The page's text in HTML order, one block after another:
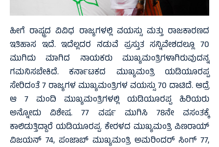
ಹೀಗೆ ರಾಷ್ಟ್ರದ ವಿವಿಧ ರಾಜ್ಯಗಳಲ್ಲಿ ವಯಸ್ಸು ಮತ್ತು ರಾಜಕಾರಣದ
ಇತಿಹಾಸ ಇದೆ. ಇದೆಲ್ಲದರ ನಡುವೆ ಪ್ರಸ್ತುತ ಸನ್ನಿವೇಶದಲ್ಲೂ 70
ಮುಗಿದು ಮಾಗಿದ ನಾಯಕರು ಮುಖ್ಯಮಂತ್ರಿಗಳಾಗಿರುವುದನ್ನ
ಗಮನಿಸಬೇಕಿದೆ. ಕರ್ನಾಟಕದ ಮುಖ್ಯಮಂತ್ರಿ ಯಡಿಯೂರಪ್ಪ
ಸೇರಿದಂತೆ 7 ರಾಜ್ಯಗಳ ಮುಖ್ಯಮಂತ್ರಿಗಳ ವಯಸ್ಸು 70 ದಾಟಿದೆ. ಆದ್ರೆ
ಆ 7 ಮಂದಿ ಮುಖ್ಯಮಂತ್ರಿಗಳಲ್ಲಿ ಯಡಿಯೂರಪ್ಪ ಹಿರಿಯರು
ಅನ್ನೋದು ವಿಶೇಷ. 77 ವರ್ಷ ಮುಗಿಸಿ 78ನೇ ವಸಂತಕ್ಕೆ
ಕಾಲಿಡುತ್ತಿದ್ದಾರೆ ಯಡಿಯೂರಪ್ಪ. ಕೇರಳದ ಮುಖ್ಯಮಂತ್ರಿ ಪಿಣರಾಯ್
ವಿಜಯನ್ 74, ಪಂಜಾಬ್ ಮುಖ್ಯಮಂತ್ರಿ ಅಮರಿಂದರ್ ಸಿಂಗ್ 77,